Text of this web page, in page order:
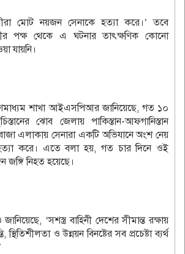
মোট নয়জন সেনাকে হত্যা করে।’ তবে
পক্ষ থেকে এ ঘটনার তাৎক্ষণিক কোনো
যায়নি।
শাখা আইএসপিআর জানিয়েছে, গত ১০
ঝোব জেলায় পাকিস্তান-আফগানিস্তান
এলাকায় সেনারা একটি অভিযানে অংশ নেয়
করে। এতে বলা হয়, গত চার দিনে ওই
নিহত হয়েছে।
‘সশস্ত্র বাহিনী দেশের সীমান্ত রক্ষায়
স্থিতিশীলতা ও উন্নয়ন বিনষ্টের সব প্রচেষ্টা ব্যর্থ